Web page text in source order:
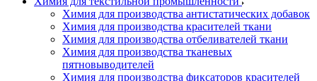
Химия для производства антистатических добавок
Химия для производства красителей ткани
Химия для производства отбеливателей ткани
Химия для производства тканевых
пятновыводителей
Химия для производства фиксаторов красителей